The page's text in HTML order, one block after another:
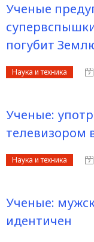
Ученые
погубит
Наука и техника
Ученые:
телевизором
Наука и техника
Ученые:
идентичен